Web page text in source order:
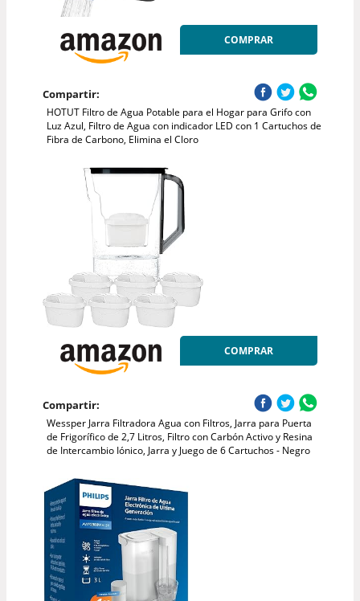
COMPRAR
Compartir:
HOTUT Filtro de Agua Potable para el Hogar para Grifo con
Luz Azul, Filtro de Agua con indicador LED con 1 Cartuchos de
Fibra de Carbono, Elimina el Cloro
COMPRAR
Compartir:
Wessper Jarra Filtradora Agua con Filtros, Jarra para Puerta
de Frigorífico de 2,7 Litros, Filtro con Carbón Activo y Resina
de Intercambio Iónico, Jarra y Juego de 6 Cartuchos - Negro